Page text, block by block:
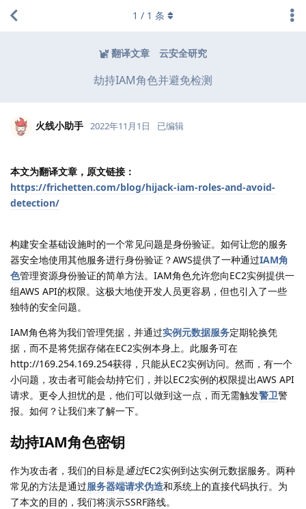
翻译文章 云安全研究
劫持IAM角色并避免检测
1 / 1 条
火线小助手 2022年11月1日 已编辑
本文为翻译文章，原文链接：
https://frichetten.com/blog/hijack-iam-roles-and-avoid-
detection/
构建安全基础设施时的一个常见问题是身份验证。如何让您的服务
器安全地使用其他服务进行身份验证？AWS提供了一种通过IAM角
色管理资源身份验证的简单方法。IAM角色允许您向EC2实例提供一
组AWS API的权限。这极大地使开发人员更容易，但也引入了一些
独特的安全问题。
IAM角色将为我们管理凭据，并通过实例元数据服务定期轮换凭
据，而不是将凭据存储在EC2实例本身上。此服务可在
http://169.254.169.254获得，只能从EC2实例访问。然而，有一个
小问题，攻击者可能会劫持它们，并以EC2实例的权限提出AWS API
请求。更令人担忧的是，他们可以做到这一点，而无需触发警卫警
报。如何？让我们来了解一下。
劫持IAM角色密钥
作为攻击者，我们的目标是通过EC2实例到达实例元数据服务。两种
常见的方法是通过服务器端请求伪造和系统上的直接代码执行。为
了本文的目的，我们将演示SSRF路线。